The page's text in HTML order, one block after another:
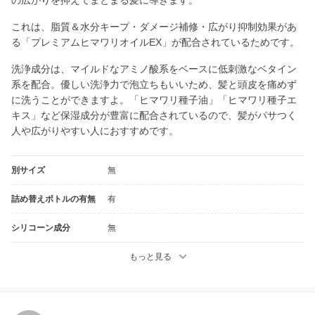
これは、脂質＆水分キープ・ダメージ補修・広がり抑制効果があ
る「プレミアムヒマワリオイルEX」が配合されているためです。
洗浄成分は、マイルドなアミノ酸系をベースに低刺激なベタイン
系を配合。優しい洗浄力で泡立ちもいいため、髪と頭皮を痛めず
に洗うことができますよ。「ヒマワリ種子油」「ヒマワリ種子エ
キス」など保湿成分が豊富に配合されているので、髪がパサつく
人や広がりやすい人におすすめです。
別サイズ 無
詰め替えボトルの有無 有
シリコーン成分 無
もっと見る